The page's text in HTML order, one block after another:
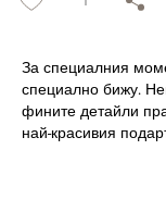
За специалния
специално бижу.
фините детайли
най-красивия